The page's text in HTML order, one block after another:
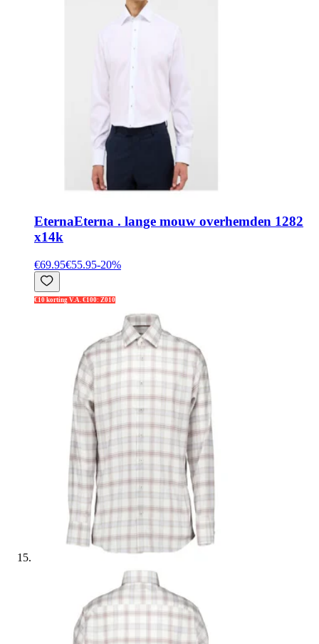
EternaEterna . lange mouw overhemden 1282
x14k
€69.95€55.95-20%
€10 korting V.A. €100: Z010